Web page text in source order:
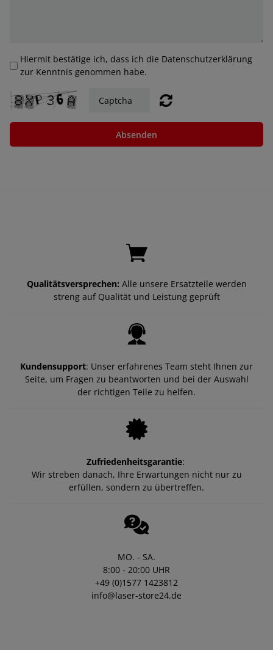
Hiermit bestätige ich, dass ich die Datenschutzerklärung
zur Kenntnis genommen habe.
Absenden
Qualitätsversprechen: Alle unsere Ersatzteile werden
streng auf Qualität und Leistung geprüft
Kundensupport: Unser erfahrenes Team steht Ihnen zur
Seite, um Fragen zu beantworten und bei der Auswahl
der richtigen Teile zu helfen.
Zufriedenheitsgarantie:
Wir streben danach, Ihre Erwartungen nicht nur zu
erfüllen, sondern zu übertreffen.
MO. - SA.
8:00 - 20:00 UHR
+49 (0)1577 1423812
info@laser-store24.de